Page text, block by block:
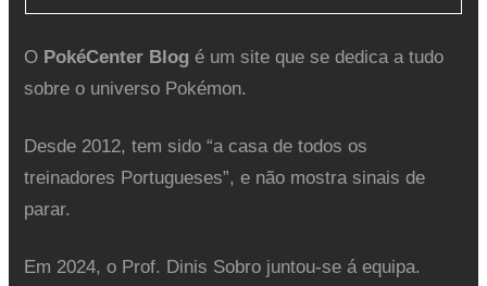
O PokéCenter Blogé um site que se dedica a tudo
sobre o universo Pokémon.
Desde 2012, tem sido “a casa de todos os
treinadores Portugueses”, e não mostra sinais de
parar.
Em 2024, o Prof. Dinis Sobro juntou-se á equipa.